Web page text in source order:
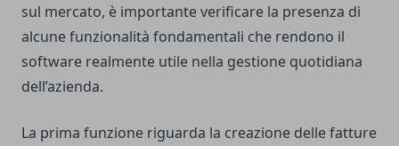
sul mercato, è importante verificare la presenza di
alcune funzionalità fondamentali che rendono il
software realmente utile nella gestione quotidiana
dell’azienda.
La prima funzione riguarda la creazione delle fatture